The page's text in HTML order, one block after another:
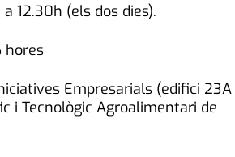
12.30h (els dos dies).
hores
Empresarials (edifici 23A
i Tecnològic Agroalimentari de